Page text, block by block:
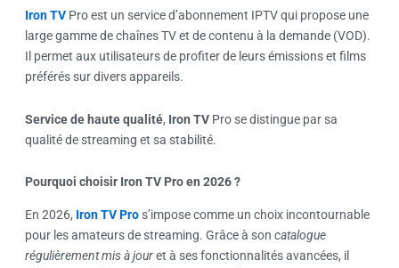
Iron TVPro est un service d’abonnement IPTV qui propose une
large gamme de chaînes TV et de contenu à la demande (VOD).
Il permet aux utilisateurs de profiter de leurs émissions et films
préférés sur divers appareils.
Service de haute qualité, Iron TVPro se distingue par sa
qualité de streaming et sa stabilité.
Pourquoi choisir Iron TV Pro en 2026 ?
En 2026, Iron TV Pros’impose comme un choix incontournable
pour les amateurs de streaming. Grâce à son catalogue
régulièrement mis à jouret à ses fonctionnalités avancées, il